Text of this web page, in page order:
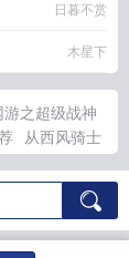
日暮不赏
木星下
游之超级战神
从西风骑士
游之超级强者
泥泞的月光
个平台
太子